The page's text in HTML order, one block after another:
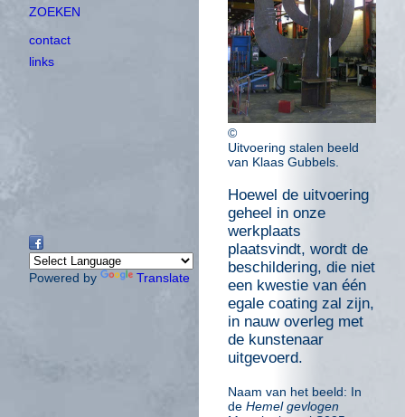
ZOEKEN
contact
links
Powered by Translate
©
Uitvoering stalen beeld
van Klaas Gubbels.
Hoewel de uitvoering
geheel in onze
werkplaats
plaatsvindt, wordt de
beschildering, die niet
een kwestie van één
egale coating zal zijn,
in nauw overleg met
de kunstenaar
uitgevoerd.
Naam van het beeld: In
de Hemel gevlogen